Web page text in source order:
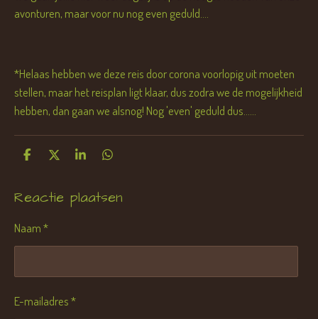
avonturen, maar voor nu nog even geduld....
*Helaas hebben we deze reis door corona voorlopig uit moeten
stellen, maar het reisplan ligt klaar, dus zodra we de mogelijkheid
hebben, dan gaan we alsnog! Nog 'even' geduld dus......
D
e
D
l
S
r
D
e
Reactie plaatsen
Naam *
E-mailadres *